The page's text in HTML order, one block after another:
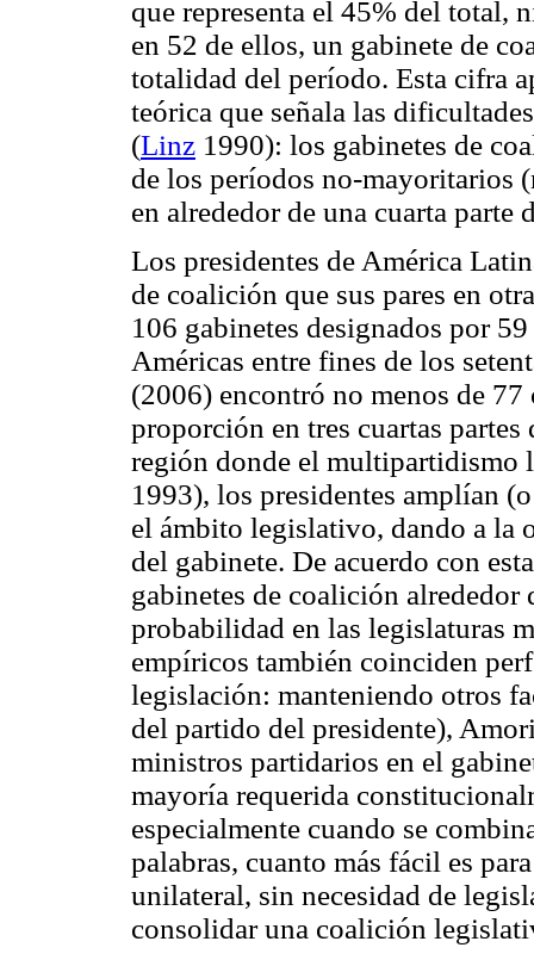
que representa el 45% del total,
en 52 de ellos, un gabinete de
totalidad del período. Esta cifra
teórica que señala las
(Linz 1990): los gabinetes de
de los períodos no-
en alrededor de una cuarta parte
Los presidentes de América
de coalición que sus pares en
106 gabinetes designados por
Américas entre fines de los
(2006) encontró no menos de
proporción en tres cuartas partes
región donde el multipartidismo
1993), los presidentes amplían
el ámbito legislativo, dando a la
del gabinete. De acuerdo con
gabinetes de coalición alrededor
probabilidad en las legislaturas
empíricos también coinciden
legislación: manteniendo otros
del partido del presidente),
ministros partidarios en el
mayoría requerida
especialmente cuando se
palabras, cuanto más fácil es
unilateral, sin necesidad de
consolidar una coalición